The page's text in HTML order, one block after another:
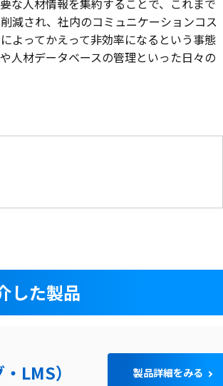
な人材情報を集約することで、これまで
減され、社内のコミュニケーションコス
よってかえって非効率になるという事態
人材データベースの管理といった日々の
した製品
LMS） 製品詳細をみる